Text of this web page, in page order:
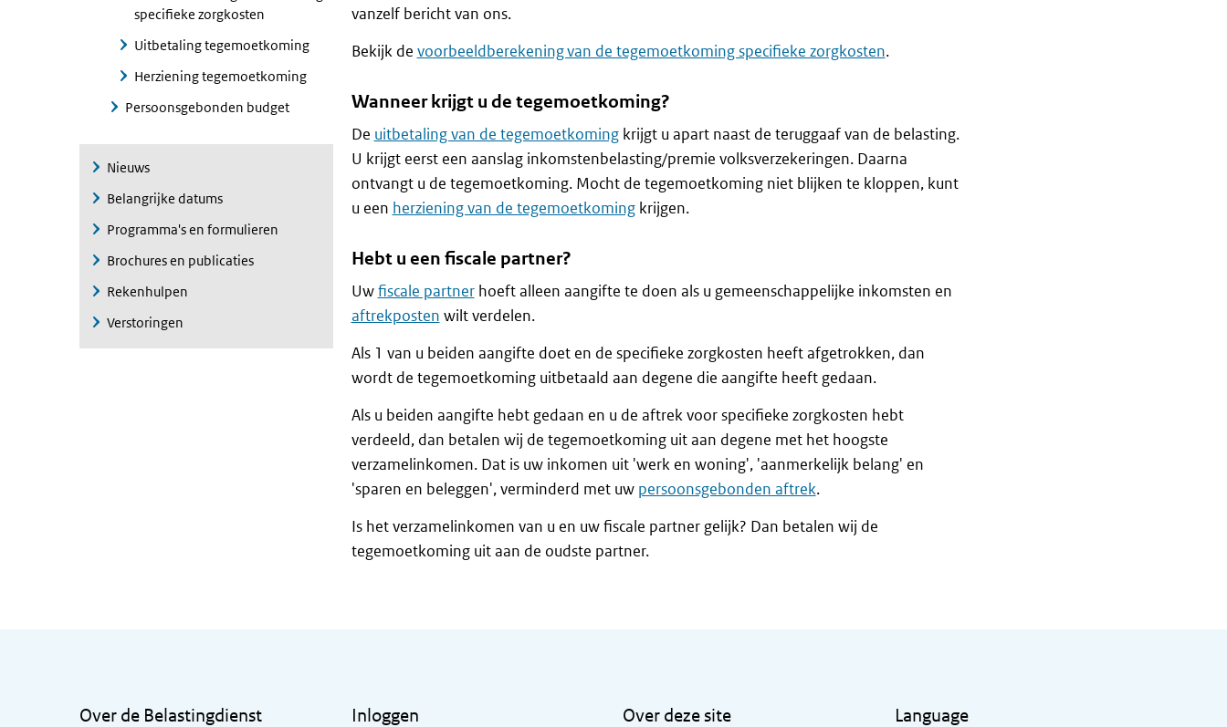
specifieke zorgkosten
Uitbetaling tegemoetkoming
Herziening tegemoetkoming
Persoonsgebonden budget
Nieuws
Belangrijke datums
Programma's en formulieren
Brochures en publicaties
Rekenhulpen
Verstoringen
vanzelf bericht van ons.
Bekijk de voorbeeldberekening van de tegemoetkoming specifieke zorgkosten.
Wanneer krijgt u de tegemoetkoming?
De uitbetaling van de tegemoetkomingkrijgt u apart naast de teruggaaf van de belasting.
U krijgt eerst een aanslag inkomstenbelasting/premie volksverzekeringen. Daarna
ontvangt u de tegemoetkoming. Mocht de tegemoetkoming niet blijken te kloppen, kunt
u een herziening van de tegemoetkomingkrijgen.
Hebt u een fiscale partner?
Uwfiscale partnerhoeft alleen aangifte te doen als u gemeenschappelijke inkomsten en
aftrekposten wilt verdelen.
Als 1 van u beiden aangifte doet en de specifieke zorgkosten heeft afgetrokken, dan
wordt de tegemoetkoming uitbetaald aan degene die aangifte heeft gedaan.
Als u beiden aangifte hebt gedaan en u de aftrek voor specifieke zorgkosten hebt
verdeeld, dan betalen wij de tegemoetkoming uit aan degene met het hoogste
verzamelinkomen. Dat is uw inkomen uit 'werk en woning', 'aanmerkelijk belang' en
'sparen en beleggen', verminderd met uw persoonsgebonden aftrek.
Is het verzamelinkomen van u en uw fiscale partner gelijk? Dan betalen wij de
tegemoetkoming uit aan de oudste partner.
Over de Belastingdienst Inloggen Over deze site Language